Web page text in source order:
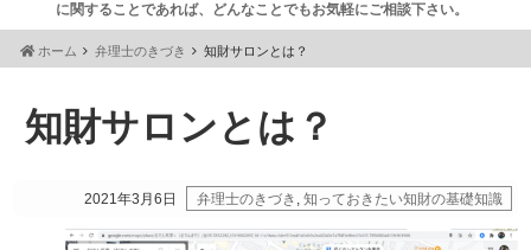
に関することであれば、どんなことでもお気軽にご相談下さい。
ホーム 弁理士のきづき 知財サロンとは？
知財サロンとは？
2021年3月6日 弁理士のきづき 知っておきたい知財の基礎知識